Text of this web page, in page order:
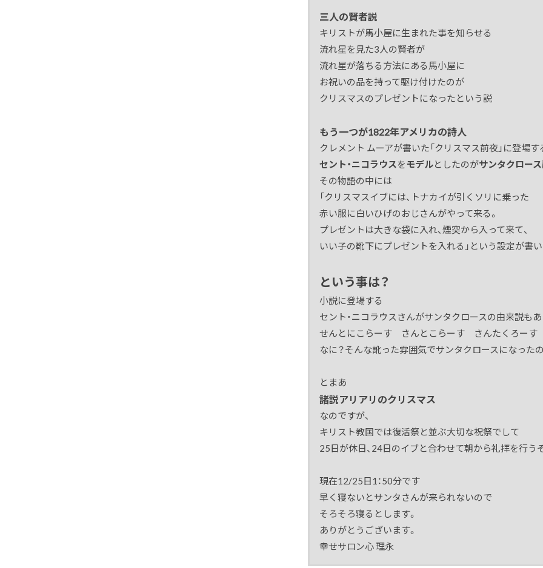
三人の賢者説
キリストが馬小屋に生まれた事を知らせる
流れ星を見た3人の賢者が
流れ星が落ちる方法にある馬小屋に
お祝いの品を持って駆け付けたのが
クリスマスのプレゼントになったという説
もう一つが1822年アメリカの詩人
クレメント ムーアが書いた「クリスマス前夜」に登場す
セント・ニコラウスをモデルとしたのがサンタクロー
その物語の中には
「クリスマスイブには、トナカイが引くソリに乗った
赤い服に白いひげのおじさんがやって来る。
プレゼントは大きな袋に入れ、煙突から入って来て、
いい子の靴下にプレゼントを入れる」という設定が書い
という事は？
小説に登場する
セント・ニコラウスさんがサンタクロースの由来説もあ
せんとにこらーす さんとこらーす さんたくろーす
なに？そんな訛った雰囲気でサンタクロースになったの
とまあ
諸説アリアリのクリスマス
なのですが、
キリスト教国では復活祭と並ぶ大切な祝祭でして
25日が休日、24日のイブと合わせて朝から礼拝を行う
現在12/25日1：50分です
早く寝ないとサンタさんが来られないので
そろそろ寝るとします。
ありがとうございます。
幸せサロン心 理永